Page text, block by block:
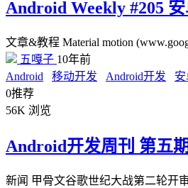
Android Weekly #205
文章&教程 Material motion
五嘎子 10年前
Android
移动开发 Android开发 安
0推荐
56K 浏览
Android开发周刊 第五期
新闻 甲骨文谷歌世纪大战第二轮开